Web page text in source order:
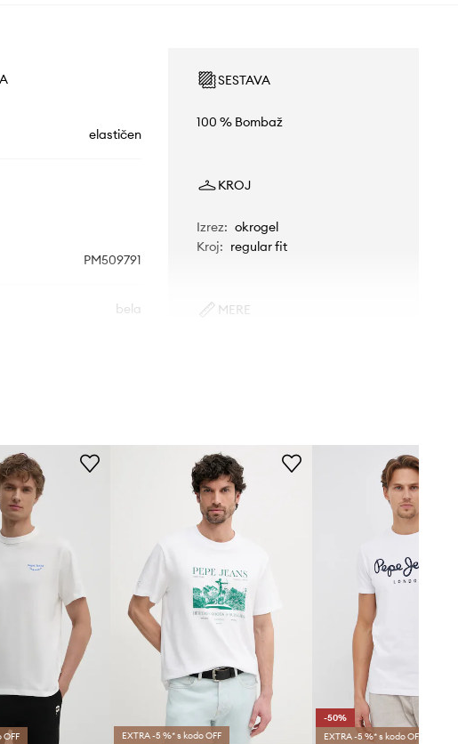
elastičen
PM509791
bela
SESTAVA
100 % Bombaž
KROJ
Izrez: okrogel
Kroj: regular fit
MERE
Tabela velikosti
OFF
EXTRA -5 %* s kodo OFF
-50%
EXTRA -5 %* s kodo OFF